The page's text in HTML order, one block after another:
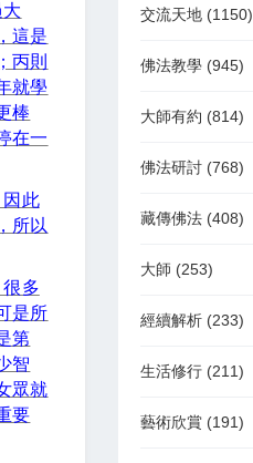
這是
丙則
就學
棒
在一
因此
所以
多
是所
第
智
眾就
要
交流天地 (1150)
佛法教學 (945)
大師有約 (814)
佛法研討 (768)
藏傳佛法 (408)
大師 (253)
經續解析 (233)
生活修行 (211)
藝術欣賞 (191)